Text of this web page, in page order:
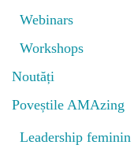
Webinars
Workshops
Noutăți
Poveștile AMAzing
Leadership feminin